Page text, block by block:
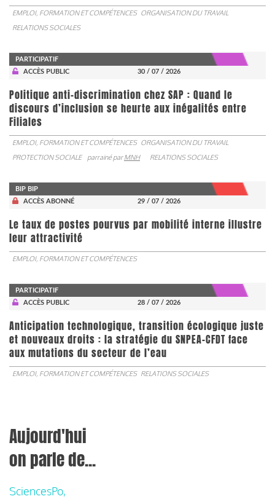
EMPLOI, FORMATION ET COMPÉTENCES ORGANISATION DU TRAVAIL
RELATIONS SOCIALES
PARTICIPATIF
ACCÈS PUBLIC
30 / 07 / 2026
Politique anti-discrimination chez SAP : Quand le
discours d’inclusion se heurte aux inégalités entre
Filiales
EMPLOI, FORMATION ET COMPÉTENCES ORGANISATION DU TRAVAIL
PROTECTION SOCIALE
parrainé parMNH RELATIONS SOCIALES
BIP BIP
ACCÈS ABONNÉ
29 / 07 / 2026
Le taux de postes pourvus par mobilité interne illustre
leur attractivité
EMPLOI, FORMATION ET COMPÉTENCES
PARTICIPATIF
ACCÈS PUBLIC
28 / 07 / 2026
Anticipation technologique, transition écologique juste
et nouveaux droits : la stratégie du SNPEA-CFDT face
aux mutations du secteur de l’eau
EMPLOI, FORMATION ET COMPÉTENCES RELATIONS SOCIALES
Aujourd'hui
on parle de...
SciencesPo,